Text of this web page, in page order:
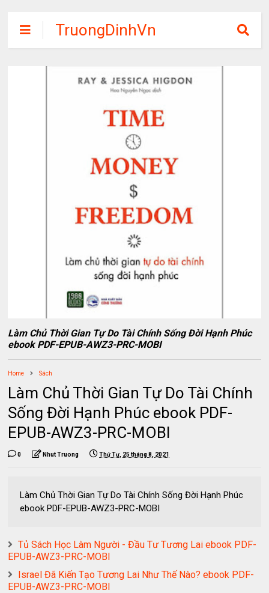
TruongDinhVn
Chia sẽ ebook,
phần mềm học
Làm Chủ Thời Gian Tự Do Tài Chính Sống Đời Hạnh Phúc
ebook PDF-EPUB-AWZ3-PRC-MOBI
Home Sách
Làm Chủ Thời Gian Tự Do Tài Chính
Sống Đời Hạnh Phúc ebook PDF-
EPUB-AWZ3-PRC-MOBI
0 Nhut Truong Thứ Tư, 25 tháng 8, 2021
Làm Chủ Thời Gian Tự Do Tài Chính Sống Đời Hạnh Phúc
ebook PDF-EPUB-AWZ3-PRC-MOBI
Tủ Sách Học Làm Người - Đầu Tư Tương Lai ebook PDF-
EPUB-AWZ3-PRC-MOBI
Israel Đã Kiến Tạo Tương Lai Như Thế Nào? ebook PDF-
EPUB-AWZ3-PRC-MOBI